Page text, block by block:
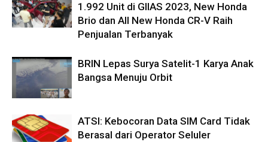
1.992 Unit di GIIAS 2023, New Honda
Brio dan All New Honda CR-V Raih
Penjualan Terbanyak
BRIN Lepas Surya Satelit-1 Karya Anak
Bangsa Menuju Orbit
ATSI: Kebocoran Data SIM Card Tidak
Berasal dari Operator Seluler